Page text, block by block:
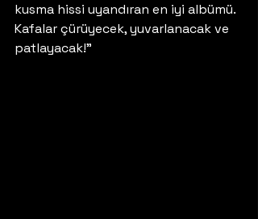
kusma hissi uyandıran en iyi albümü.
Kafalar çürüyecek, yuvarlanacak ve
patlayacak!”